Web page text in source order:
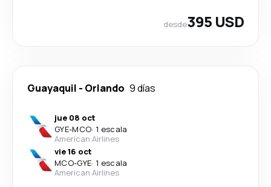
desde395 USD
Guayaquil - Orlando 9 días
jue 08 oct
GYE-MCO· 1 escala
American Airlines
vie 16 oct
MCO-GYE· 1 escala
American Airlines